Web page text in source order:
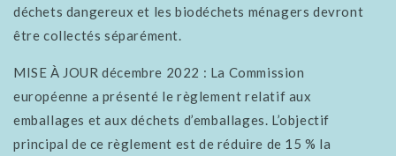
déchets dangereux et les biodéchets ménagers devront
être collectés séparément.
MISE À JOUR décembre 2022 : La Commission
européenne a présenté le règlement relatif aux
emballages et aux déchets d’emballages. L’objectif
principal de ce règlement est de réduire de 15 % la